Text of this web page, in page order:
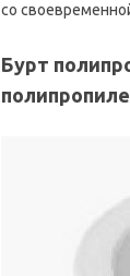
со
Бурт